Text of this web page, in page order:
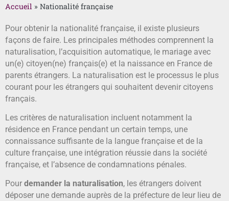
Accueil » Nationalité française
Pour obtenir la nationalité française, il existe plusieurs
façons de faire. Les principales méthodes comprennent la
naturalisation, l’acquisition automatique, le mariage avec
un(e) citoyen(ne) français(e) et la naissance en France de
parents étrangers. La naturalisation est le processus le plus
courant pour les étrangers qui souhaitent devenir citoyens
français.
Les critères de naturalisation incluent notamment la
résidence en France pendant un certain temps, une
connaissance suffisante de la langue française et de la
culture française, une intégration réussie dans la société
française, et l’absence de condamnations pénales.
Pour demander la naturalisation, les étrangers doivent
déposer une demande auprès de la préfecture de leur lieu de